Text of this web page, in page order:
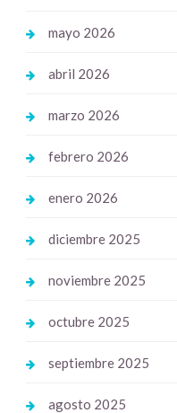
mayo 2026
abril 2026
marzo 2026
febrero 2026
enero 2026
diciembre 2025
noviembre 2025
octubre 2025
septiembre 2025
agosto 2025